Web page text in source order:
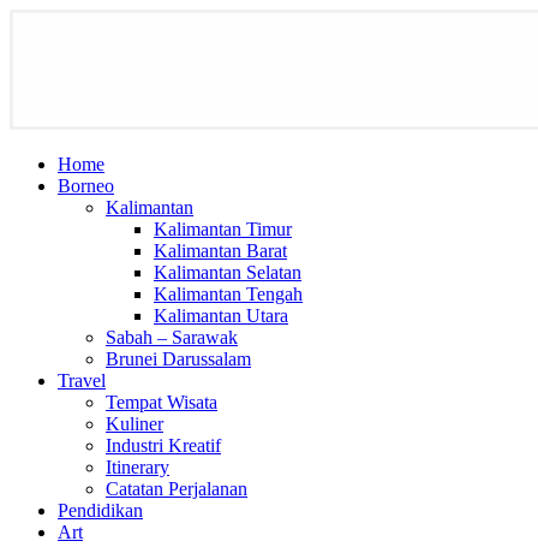
Home
Borneo
Kalimantan
Kalimantan Timur
Kalimantan Barat
Kalimantan Selatan
Kalimantan Tengah
Kalimantan Utara
Sabah – Sarawak
Brunei Darussalam
Travel
Tempat Wisata
Kuliner
Industri Kreatif
Itinerary
Catatan Perjalanan
Pendidikan
Art